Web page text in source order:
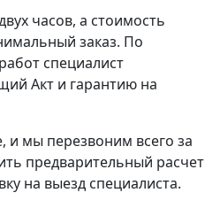
часов, а стоимость
заказ. По
специалист
Акт и гарантию на
и мы перезвоним всего за
предварительный расчет
на выезд специалиста.